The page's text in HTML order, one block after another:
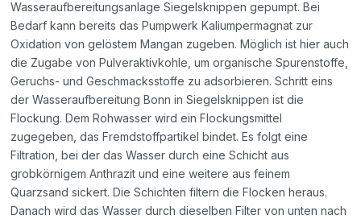
Wasseraufbereitungsanlage Siegelsknippen gepumpt. Bei
Bedarf kann bereits das Pumpwerk Kaliumpermagnat zur
Oxidation von gelöstem Mangan zugeben. Möglich ist hier auch
die Zugabe von Pulveraktivkohle, um organische Spurenstoffe,
Geruchs- und Geschmacksstoffe zu adsorbieren. Schritt eins
der Wasseraufbereitung Bonn in Siegelsknippen ist die
Flockung. Dem Rohwasser wird ein Flockungsmittel
zugegeben, das Fremdstoffpartikel bindet. Es folgt eine
Filtration, bei der das Wasser durch eine Schicht aus
grobkörnigem Anthrazit und eine weitere aus feinem
Quarzsand sickert. Die Schichten filtern die Flocken heraus.
Danach wird das Wasser durch dieselben Filter von unten nach